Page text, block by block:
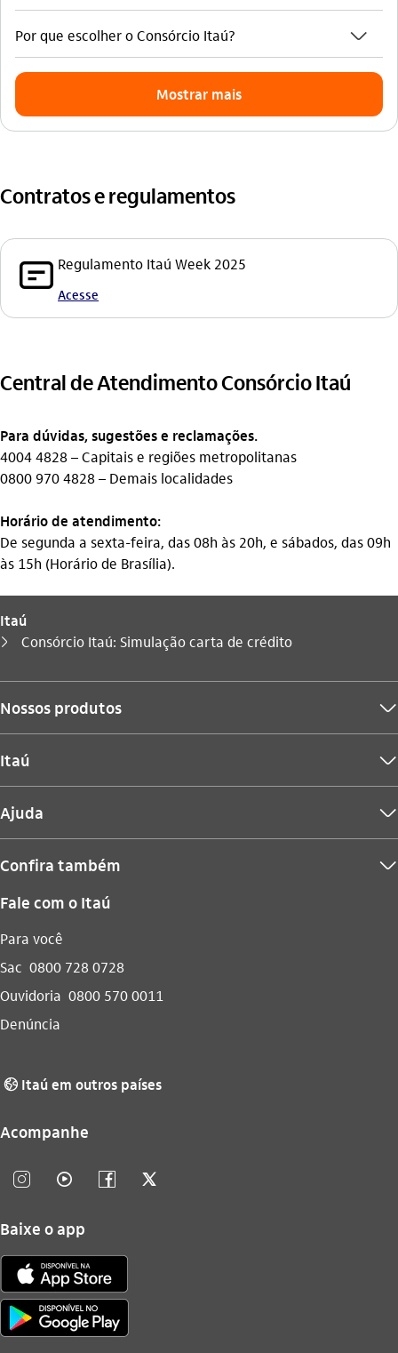
Por que escolher o Consórcio Itaú? seta_baixo
Mostrar mais
Contratos e regulamentos
document_outline Regulamento Itaú Week 2025
Acesse
Central de Atendimento Consórcio Itaú
Para dúvidas, sugestões e reclamações.
4004 4828 – Capitais e regiões metropolitanas
0800 970 4828 – Demais localidades
Horário de atendimento:
De segunda a sexta-feira, das 08h às 20h, e sábados, das 09h
às 15h (Horário de Brasília).
Itaú
seta_direita
Você está aqui:
Consórcio Itaú: Simulação carta de crédito
Nossos produtos seta_baixo
Itaú seta_baixo
Ajuda seta_baixo
Confira também seta_baixo
Fale com o Itaú
Para você
Sac 0800 728 0728
Ouvidoria 0800 570 0011
Denúncia
globo_outline Itaú em outros países
Acompanhe
instagram_outline video_outline facebook_outline twitter_outline
Baixe o app